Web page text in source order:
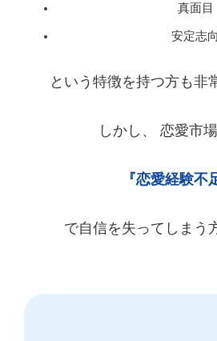
真面目
安定志向
という特徴を持つ方も非
しかし、 恋愛市場
『恋愛経験不
で自信を失ってしまう